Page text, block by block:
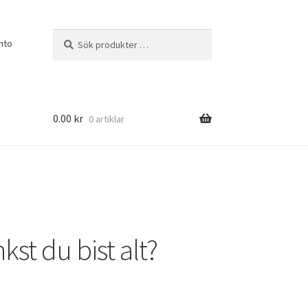
efter:
0.00 kr 0 artiklar
du bist alt?